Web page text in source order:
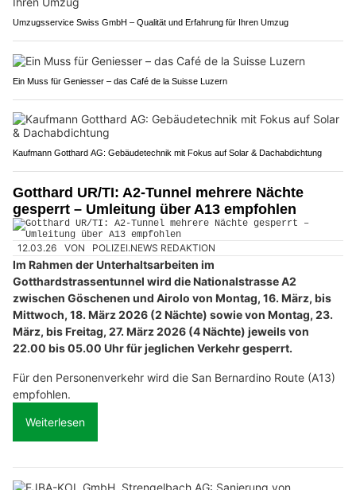
Umzugsservice Swiss GmbH – Qualität und Erfahrung für Ihren Umzug
Ein Muss für Geniesser – das Café de la Suisse Luzern
Kaufmann Gotthard AG: Gebäudetechnik mit Fokus auf Solar & Dachabdichtung
Gotthard UR/TI: A2-Tunnel mehrere Nächte
gesperrt – Umleitung über A13 empfohlen
12.03.26 VON POLIZEI.NEWS REDAKTION
Im Rahmen der Unterhaltsarbeiten im
Gotthardstrassentunnel wird die Nationalstrasse A2
zwischen Göschenen und Airolo von Montag, 16. März, bis
Mittwoch, 18. März 2026 (2 Nächte) sowie von Montag, 23.
März, bis Freitag, 27. März 2026 (4 Nächte) jeweils von
22.00 bis 05.00 Uhr für jeglichen Verkehr gesperrt.
Für den Personenverkehr wird die San Bernardino Route (A13)
empfohlen.
Weiterlesen